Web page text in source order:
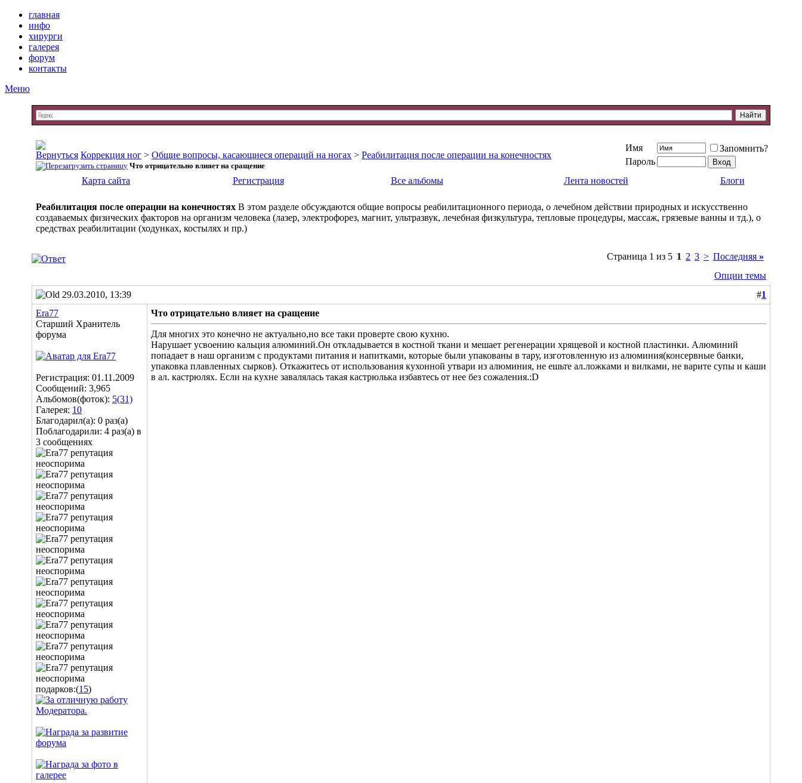
главная
инфо
хирурги
галерея
форум
контакты
Меню
Коррекция ног > Общие вопросы, касающиеся операций на ногах > Реабилитация после операции на конечностях
Что отрицательно влияет на сращение
Имя
Запомнить?
Пароль
Карта сайта
Регистрация Все альбомы Лента новостей Блоги
Реабилитация после операции на конечностях В этом разделе обсуждаются общие вопросы реабилитационного периода, о лечебном действии природных и искусственно
создаваемых физических факторов на организм человека (лазер, электрофорез, магнит, ультразвук, лечебная физкультура, тепловые процедуры, массаж, грязевые ванны и тд.), о
средствах реабилитации (ходунках, костылях и пр.)
Страница 1 из 5 1 2 3 > Последняя »
Опции темы
29.03.2010, 13:39
#1
Era77
Старший Хранитель
форума
Регистрация: 01.11.2009
Сообщений: 3,965
Альбомов(фоток): 5(31)
Галерея: 10
Благодарил(а): 0 раз(а)
Поблагодарили: 4 раз(а) в
3 сообщениях
подарков:(15)
Что отрицательно влияет на сращение
Для многих это конечно не актуально,но все таки проверте свою кухню.
Нарушает усвоению кальция алюминий.Он откладывается в костной ткани и мешает регенерации хрящевой и костной пластинки. Алюминий
попадает в наш организм с продуктами питания и напитками, которые были упакованы в тару, изготовленную из алюминия(консервные банки,
упаковка плавленных сырков). Откажитесь от использования кухонной утвари из алюминия, не ешьте ал.ложками и вилками, не варите супы и каши
в ал. кастрюлях. Если на кухне завалялась такая кастрюлька избавтесь от нее без сожаления.:D